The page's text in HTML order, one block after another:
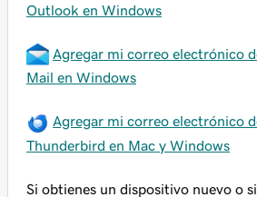
Outlook en Windows
Agregar mi correo electrónico
Mail en Windows
Agregar mi correo electrónico
Thunderbird en Mac y Windows
Si obtienes un dispositivo nuevo o